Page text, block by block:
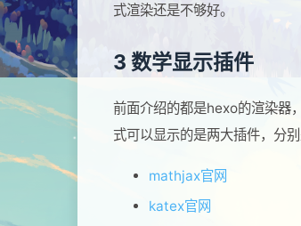
式渲染还是不够好。
3 数学显示插件
前面介绍的都是hexo的渲染器
式可以显示的是两大插件，分
mathjax官网
katex官网